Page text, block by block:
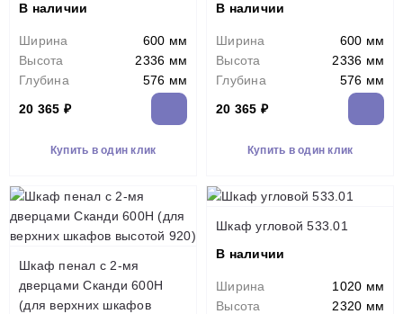
В наличии
Ширина
600 мм
Высота
2336 мм
Глубина
576 мм
20 365 ₽
Купить в один клик
В наличии
Ширина
600 мм
Высота
2336 мм
Глубина
576 мм
20 365 ₽
Купить в один клик
Шкаф пенал с 2-мя
дверцами Сканди 600Н
(для верхних шкафов
Шкаф угловой 533.01
В наличии
Ширина
1020 мм
Высота
2320 мм